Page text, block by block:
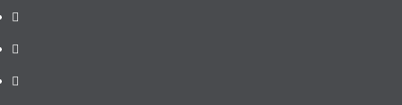
Telegram
Instagram
Twitter